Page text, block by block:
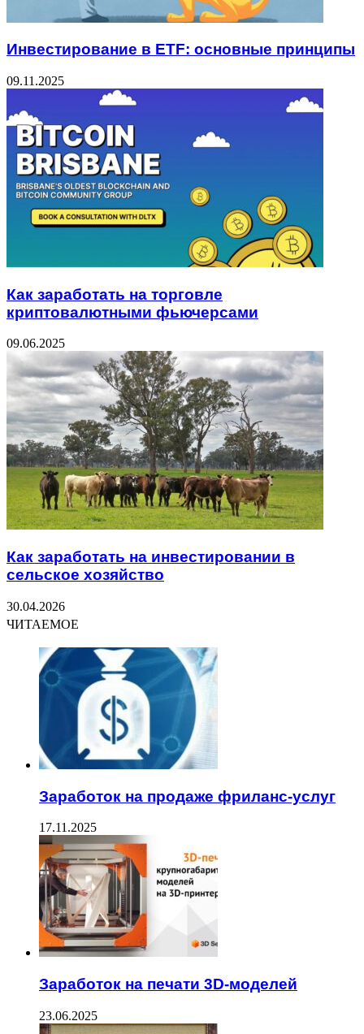
Инвестирование в ETF: основные принципы
09.11.2025
Как заработать на торговле
криптовалютными фьючерсами
09.06.2025
Как заработать на инвестировании в
сельское хозяйство
30.04.2026
ЧИТАЕМОЕ
Заработок на продаже фриланс-услуг
17.11.2025
Заработок на печати 3D-моделей
23.06.2025